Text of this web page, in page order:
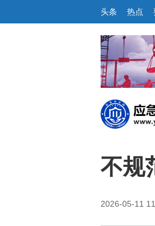
头条 热点
不规
2026-05-11